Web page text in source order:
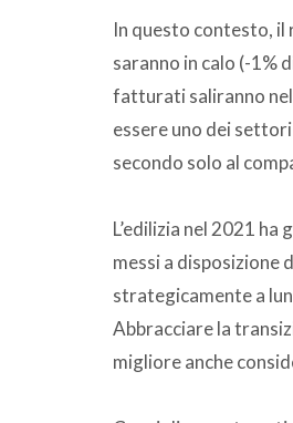
In questo contesto, il
saranno in calo (-1%
fatturati saliranno
essere uno dei
secondo solo al
L’edilizia nel 2021
messi a disposizione
strategicamente a
Abbracciare la
migliore anche